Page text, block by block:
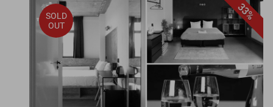
33%
SOLD
OUT